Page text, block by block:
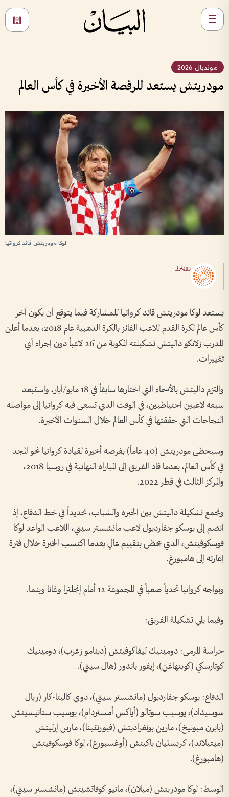
مونديال 2026
مودريتش يستعد للرقصة الأخيرة في كأس العالم
لوكا مودريتش قائد كرواتيا
رويترز
يستعد لوكا مودريتش قائد كرواتيا للمشاركة فيما يتوقع أن يكون آخر
كأس عالم لكرة القدم للاعب الفائز بالكرة الذهبية عام 2018، بعدما أعلن
المدرب زلاتكو داليتش تشكيلته المكونة من 26 لاعباً دون إجراء أي
تغييرات.
والتزم داليتش بالأسماء التي اختارها سابقاً في 18 مايو/أيار، واستبعد
سبعة لاعبين احتياطيين، في الوقت الذي تسعى فيه كرواتيا إلى مواصلة
النجاحات التي حققتها في كأس العالم خلال السنوات الأخيرة.
وسيحظى مودريتش (40 عاماً) بفرصة أخيرة لقيادة كرواتيا نحو المجد
في كأس العالم، بعدما قاد الفريق إلى المباراة النهائية في روسيا 2018،
والمركز الثالث في قطر 2022.
وتجمع تشكيلة داليتش بين الخبرة والشباب، تحديداً في خط الدفاع، إذ
انضم إلى يوسكو جفارديول لاعب مانشستر سيتي، اللاعب الواعد لوكا
فوسكوفيتش، الذي يحظى بتقييم عالٍ بعدما اكتسب الخبرة خلال فترة
إعارته إلى هامبورغ.
وتواجه كرواتيا تحدياً صعباً في المجموعة 12 أمام إنجلترا وغانا وبنما.
وفيما يلي تشكيلة الفريق:
حراسة المرمى: دومينيك ليفاكوفيتش (دينامو زغرب)، دومينيك
كوتارسكي (كوبنهاغن)، إيفور باندور (هال سيتي).
الدفاع: يوسكو جفارديول (مانشستر سيتي)، دوي كاليتا-كار (ريال
سوسيداد)، يوسيب سوتالو (أياكس أمستردام)، يوسيب ستانيسيتش
(بايرن ميونيخ)، مارين بونغراديتش (فيورنتينا)، مارتن إرليتش
(ميتيلاند)، كريستيان ياكيتش (أوغسبورغ)، لوكا فوسكوفيتش
(هامبورغ).
الوسط: لوكا مودريتش (ميلان)، ماتيو كوفاتشيتش (مانشستر سيتي)،